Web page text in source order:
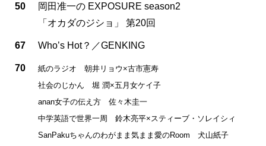
50
岡田准一の EXPOSURE season2
「オカダのジショ」 第20回
67 Who’s Hot？／GENKING
70
紙のラジオ 朝井リョウ×古市憲寿
社会のじかん 堀 潤×五月女ケイ子
anan女子の伝え方 佐々木圭一
中学英語で世界一周 鈴木亮平×スティーブ・ソレイシィ
SanPakuちゃんのわがまま気まま愛のRoom 犬山紙子